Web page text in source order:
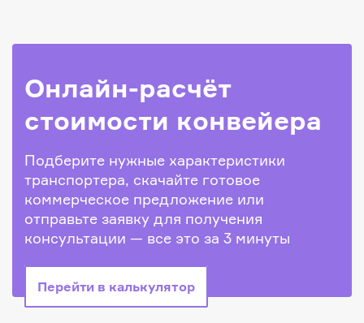
Онлайн-расчёт
стоимости конвейера
Подберите нужные характеристики
транспортера, скачайте готовое
коммерческое предложение или
отправьте заявку для получения
консультации — все это за 3 минуты
Перейти в калькулятор